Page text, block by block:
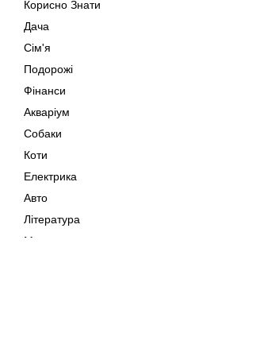
Корисно Знати
Дача
Сім'я
Подорожі
Фінанси
Акваріум
Собаки
Коти
Електрика
Авто
Література
Музика